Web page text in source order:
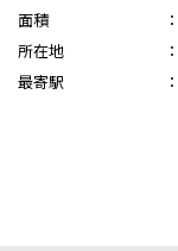
面積 ：
所在地
：
最寄駅
：